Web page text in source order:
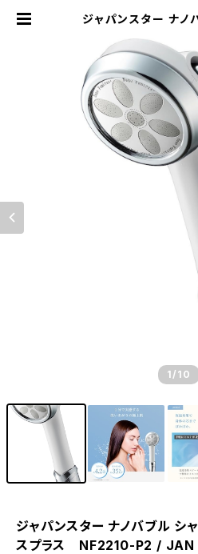
ジャパンスター ナノ
0-P2 / JAN :
| KNGマー
1 /10
ジャパンスター ナノバブル シ
スプラス NF2210-P2 /